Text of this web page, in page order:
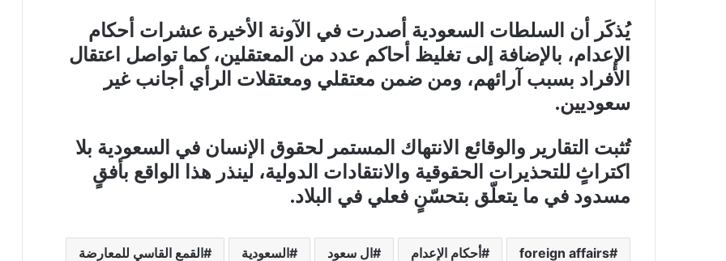
يُذكَر أن السلطات السعودية أصدرت في الآونة الأخيرة عشرات أحكام
الإعدام، بالإضافة إلى تغليظ أحاكم عدد من المعتقلين، كما تواصل اعتقال
الأفراد بسبب آرائهم، ومن ضمن معتقلي ومعتقلات الرأي أجانب غير
سعوديين.
تُثبت التقارير والوقائع الانتهاك المستمر لحقوق الإنسان في السعودية بلا
اكتراثٍ للتحذيرات الحقوقية والانتقادات الدولية، لينذر هذا الواقع بأفقٍ
مسدود في ما يتعلّق بتحسّنٍ فعلي في البلاد.
foreign affairs أحكام الإعدام ال سعود السعودية القمع القاسي للمعارضة